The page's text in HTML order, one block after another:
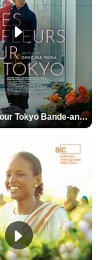
Des Fleurs pour Tokyo Bande-annonce VO STFR